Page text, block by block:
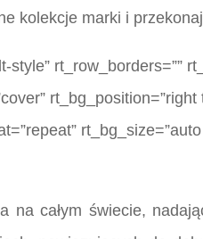
kolekcje marki i
rt_row_borders=””
całym świecie,